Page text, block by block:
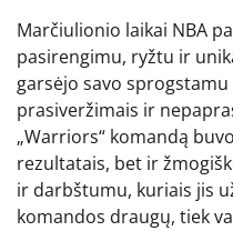
Marčiulionio laikai NBA
pasirengimu, ryžtu ir
garsėjo savo
prasiveržimais ir
„Warriors“ komandą
rezultatais, bet ir
ir darbštumu, kuriais jis
komandos draugų, tiek